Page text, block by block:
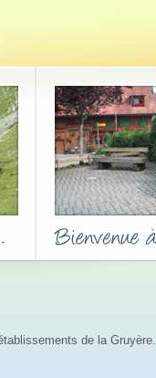
de la Gruyère.